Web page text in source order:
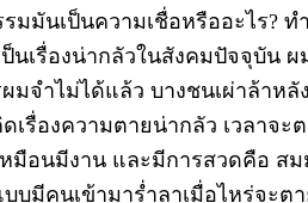
มมันเป็นความเชื่อหรืออะไร? ท
นเรื่องน่ากลัวในสังคมปัจจุบัน ผ
มจำไม่ได้แล้ว บางชนเผ่าล้าหลั
รื่องความตายน่ากลัว เวลาจะ
มือนมีงาน และมีการสวดคือ ส
บมีคนเข้ามาร่ำลาเมื่อไหร่จะต